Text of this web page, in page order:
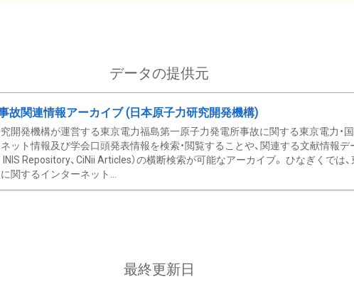
データの提供元
故関連情報アーカイブ (日本原子力研究開発機構)
開発機構が運営する東京電力福島第一原子力発電所事故に関する東京電力・国
ット情報及び学会口頭発表情報を検索・閲覧することや、関連する文献情報デ
INIS Repository、CiNii Articles）の横断検索が可能なアーカイブ。 ひなぎくでは
関するインターネット...
最終更新日